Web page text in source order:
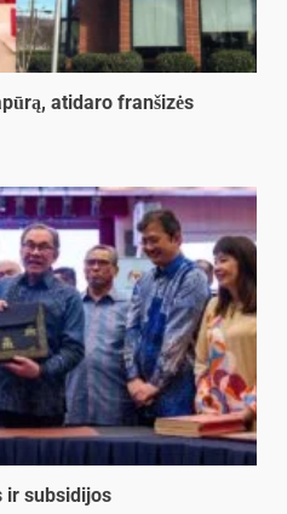
atidaro franšizės
ir subsidijos